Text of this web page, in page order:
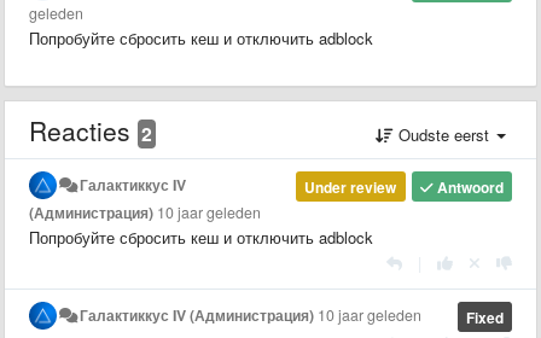
geleden
Попробуйте сбросить кеш и отключить adblock
Reacties 2 Oudste eerst
Antwoord
Under review
Галактиккус IV
(Администрация) 10 jaar geleden
Попробуйте сбросить кеш и отключить adblock
Fixed
Галактиккус IV (Администрация) 10 jaar geleden